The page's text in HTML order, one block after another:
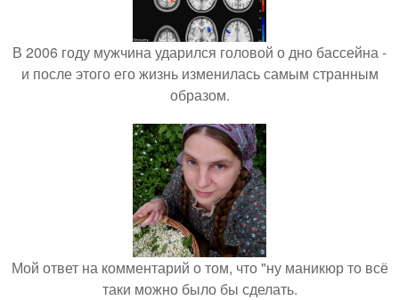
В 2006 году мужчина ударился головой о дно бассейна -
и после этого его жизнь изменилась самым странным
образом.
Мой ответ на комментарий о том, что "ну маникюр то всё
таки можно было бы сделать.